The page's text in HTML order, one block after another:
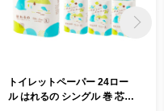
トイレットペーパー 24ロー
ル はれるの シングル 巻 芯な